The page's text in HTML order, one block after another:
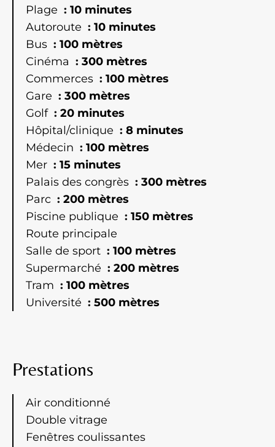
Plage
10 minutes
Autoroute
10 minutes
Bus
100 mètres
Cinéma
300 mètres
Commerces
100 mètres
Gare
300 mètres
Golf
20 minutes
Hôpital/clinique
8 minutes
Médecin
100 mètres
Mer
15 minutes
Palais des congrès
300 mètres
Parc
200 mètres
Piscine publique
150 mètres
Route principale
Salle de sport
100 mètres
Supermarché
200 mètres
Tram
100 mètres
Université
500 mètres
Prestations
Air conditionné
Double vitrage
Fenêtres coulissantes